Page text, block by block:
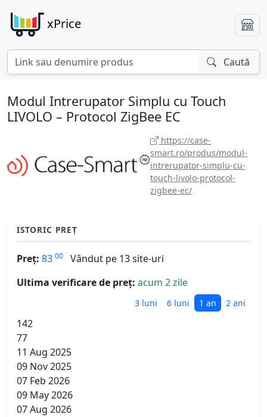
xPrice
Caută
Modul Intrerupator Simplu cu Touch
LIVOLO – Protocol ZigBee EC
https://case-
smart.ro/produs/modul-
intrerupator-simplu-cu-
touch-livolo-protocol-
zigbee-ec/
ISTORIC PREȚ
Preț: 83 00
Vândut pe 13 site-uri
Ultima verificare de preț: acum 2 zile
3 luni 6 luni 1 an 2 ani
142
77
11 Aug 2025
09 Nov 2025
07 Feb 2026
09 May 2026
07 Aug 2026